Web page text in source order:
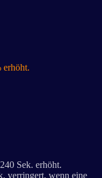
erhöht.
Sek. erhöht.
verringert, wenn eine